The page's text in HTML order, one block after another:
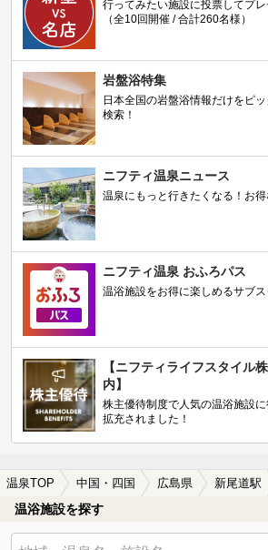
行ってみたい施設に投票してプレ
（全10回開催 / 合計260名様）
岩盤浴特集
日本全国の岩盤浴情報だけをピ
検索！
ニフティ温泉ニュース
温泉にもっと行きたくなる！お
ニフティ温泉 おふろパス
温浴施設をお得に楽しめるサブ
【ニフティライフスタイル
内】
株主優待制度で人気の温浴施設
拡充されました！
温泉TOP 中国・四国 広島県 新尾道駅
温浴施設を探す